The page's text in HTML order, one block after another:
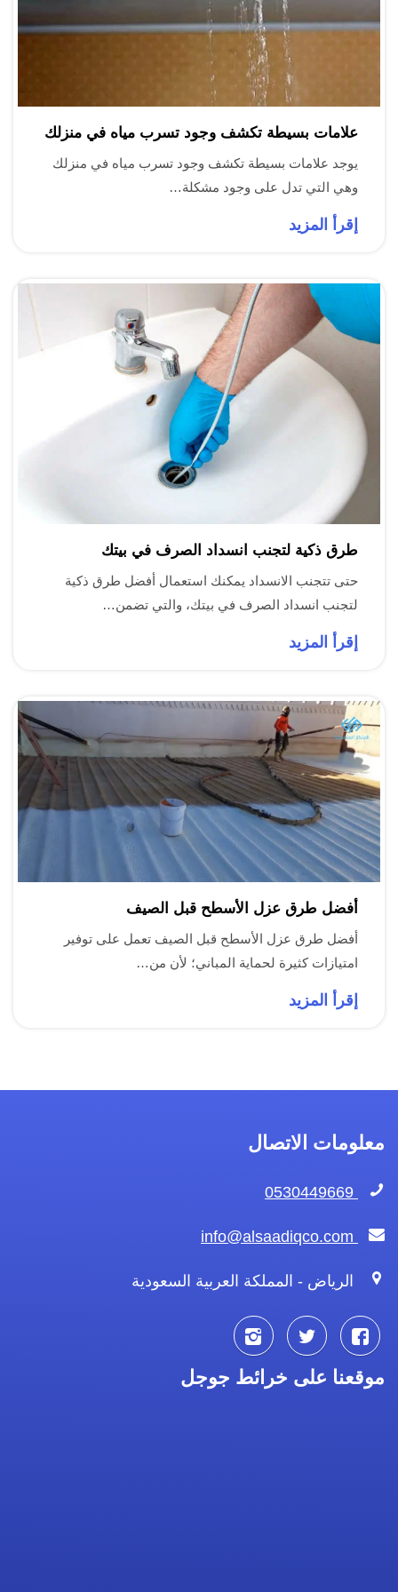
علامات بسيطة تكشف وجود تسرب مياه في منزلك
يوجد علامات بسيطة تكشف وجود تسرب مياه في منزلك
وهي التي تدل على وجود مشكلة…
إقرأ المزيد
طرق ذكية لتجنب انسداد الصرف في بيتك
حتى تتجنب الانسداد يمكنك استعمال أفضل طرق ذكية
لتجنب انسداد الصرف في بيتك، والتي تضمن…
إقرأ المزيد
أفضل طرق عزل الأسطح قبل الصيف
أفضل طرق عزل الأسطح قبل الصيف تعمل على توفير
امتيازات كثيرة لحماية المباني؛ لأن من…
إقرأ المزيد
معلومات الاتصال
الرياض - المملكة العربية السعودية
تابعنا
على
تابعنا
على
تابعنا
على
موقعنا على خرائط جوجل